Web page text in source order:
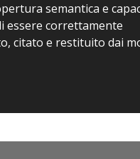
semantica e
essere correttamente
citato e restituito dai